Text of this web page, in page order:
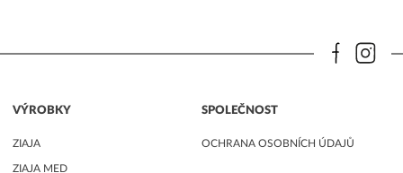
VÝROBKY
ZIAJA
ZIAJA MED
SPOLEČNOST
OCHRANA OSOBNÍCH ÚDAJŮ